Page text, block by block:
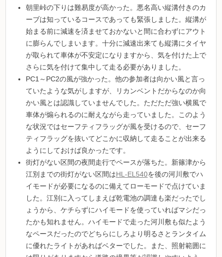
朝里峠の下りは難易度が高かった。悪名高い縦溝付きのカ
ーブは知っているコースであっても緊張しました。縦溝が
始まる前に減速を済ませておかないと間に合わずにアウト
に膨らんでしまいます。十分に減速出来ても縦溝にタイヤ
が取られて車体が不安定になりますから、気を付けた上で
さらに気を付けて集中して走る必要がありました。
PC1～PC2の風が強かった。他の参加者は向かい風と言っ
ていたような気がしますが、リカンベントだからなのか向
かい風とは認識していませんでした。ただただ強い横風で
車体が煽られるのに耐えながら走っていました。このよう
な状況ではセーフティフラッグが風を受けるので、セーフ
ティフラッグを抜いてどこかに収納して走ることが出来る
ようにしておけば良かったです。
街灯がない区間の夜間走行でペースが落ちた。新篠津から
江別までの街灯がない区間はHL-EL540を後の河川敷でハ
イモードが必要になるのに備えてローモードで点けていま
した。江別に入ってしまえば乾電池の調達も楽だったでし
ょうから、ケチらずにハイモードを使っていればマシだっ
たかも知れません。ハイモードで走った河川敷も似たよう
なペースだったのでどちらにしろより明るさとランタイム
に優れたライトがあればベターでした。また、照射範囲に